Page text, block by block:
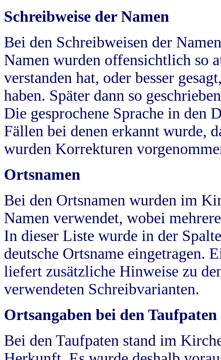
Schreibweise der Namen
Bei den Schreibweisen der
Namen wurden offensichtlich so
verstanden hat, oder besser
haben. Später dann so
Die gesprochene Sprache in
Fällen bei denen erkannt wurde,
wurden Korrekturen
Ortsnamen
Bei den Ortsnamen wurden im
Namen verwendet, wobei
In dieser Liste wurde in der
deutsche Ortsname eingetragen.
liefert zusätzliche Hinweise zu
verwendeten Schreibvarianten.
Ortsangaben bei den Taufpaten
Bei den Taufpaten stand im